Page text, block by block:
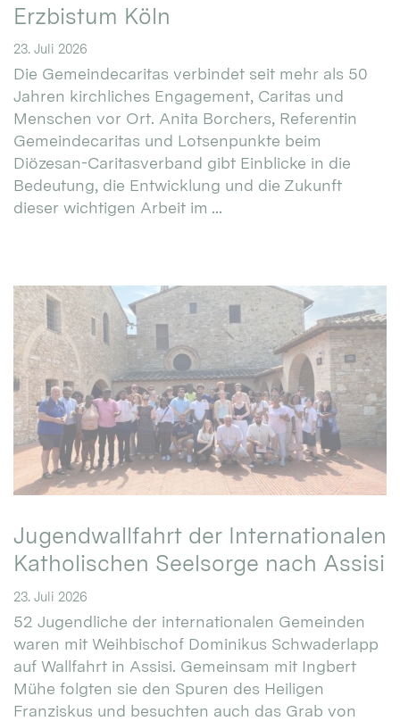
Erzbistum Köln
23. Juli 2026
Die Gemeindecaritas verbindet seit mehr als 50
Jahren kirchliches Engagement, Caritas und
Menschen vor Ort. Anita Borchers, Referentin
Gemeindecaritas und Lotsenpunkte beim
Diözesan-Caritasverband gibt Einblicke in die
Bedeutung, die Entwicklung und die Zukunft
dieser wichtigen Arbeit im ...
Jugendwallfahrt der Internationalen
Katholischen Seelsorge nach Assisi
23. Juli 2026
52 Jugendliche der internationalen Gemeinden
waren mit Weihbischof Dominikus Schwaderlapp
auf Wallfahrt in Assisi. Gemeinsam mit Ingbert
Mühe folgten sie den Spuren des Heiligen
Franziskus und besuchten auch das Grab von